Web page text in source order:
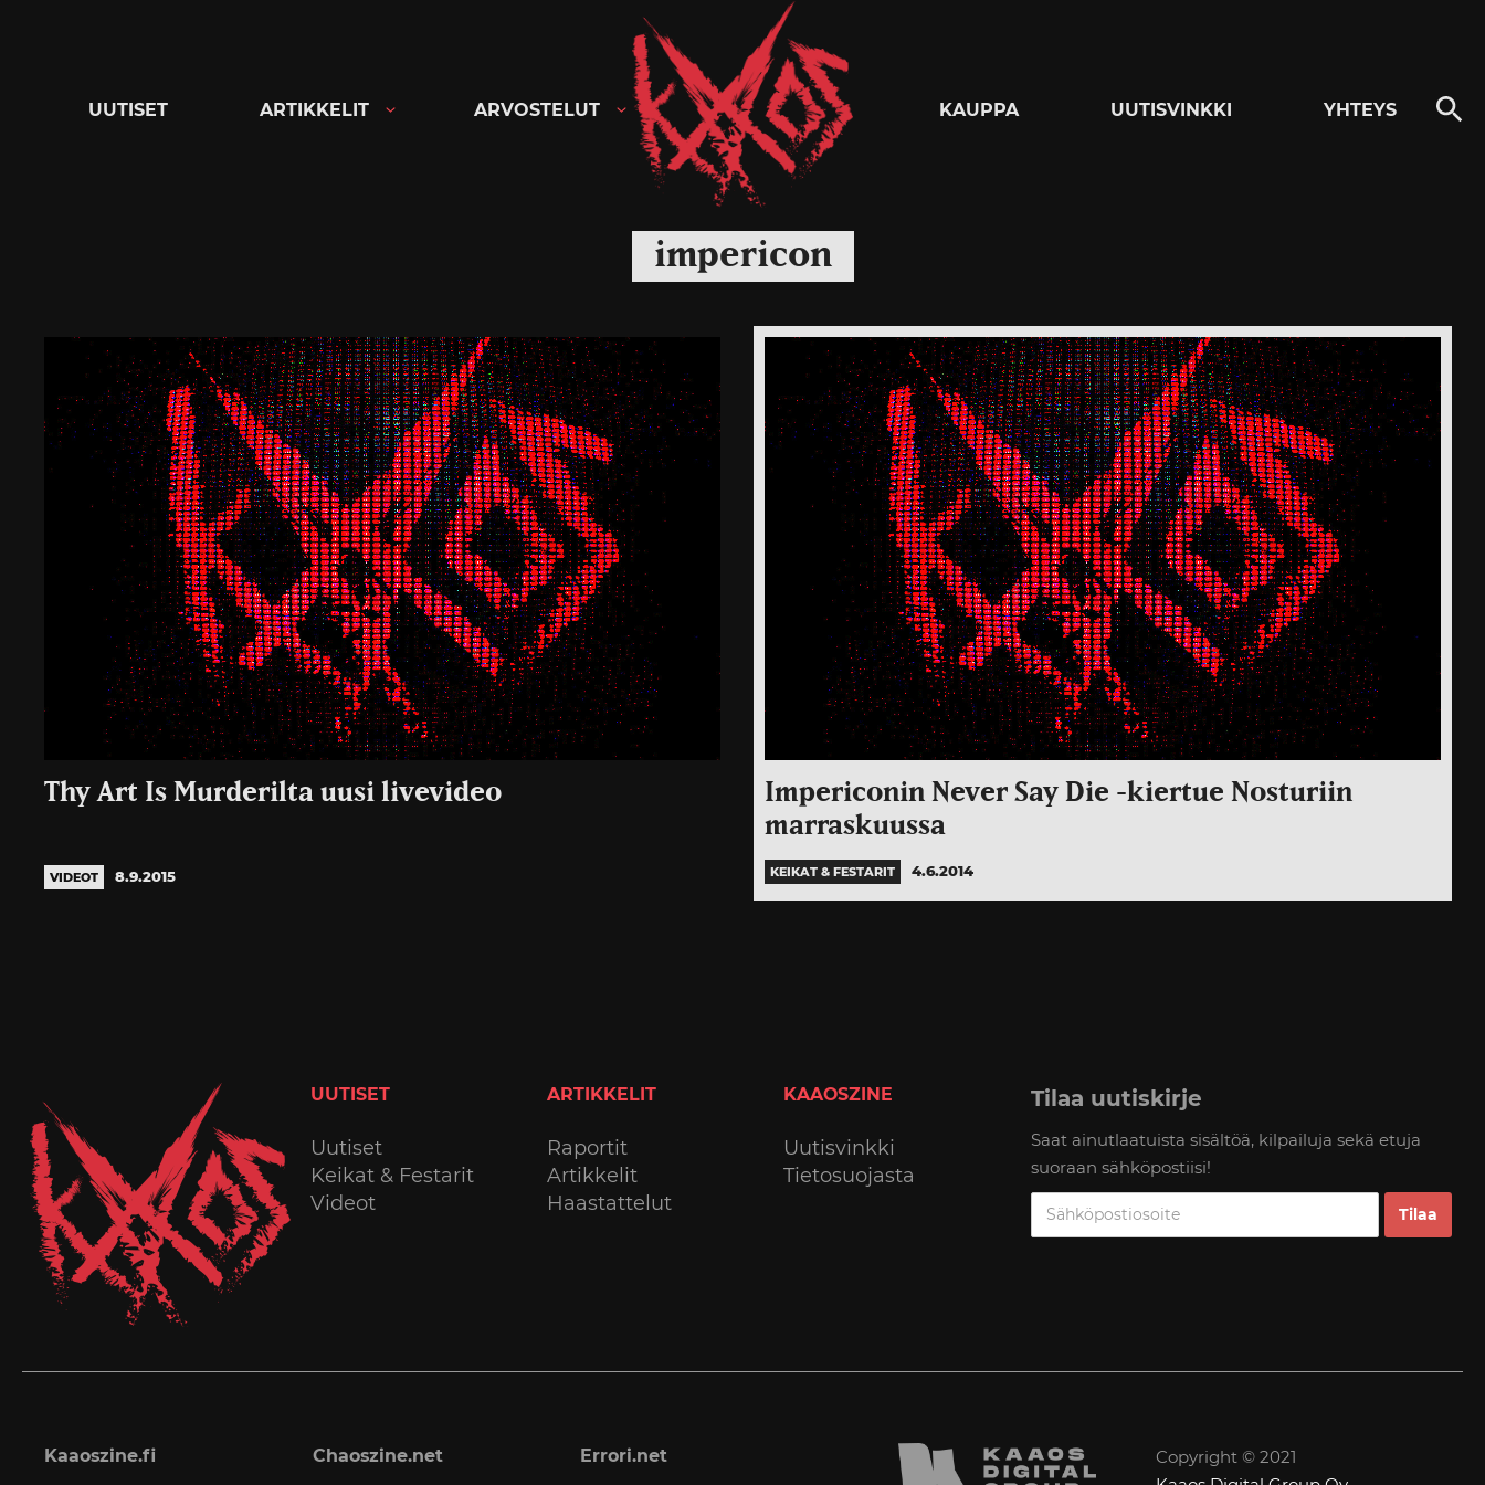
Kaaoszine
UUTISET ARTIKKELIT ARVOSTELUT KAUPPA UUTISVINKKI YHTEYS
impericon
Thy Art Is Murderilta uusi livevideo
VIDEOT 8.9.2015
Impericonin Never Say Die -kiertue Nosturiin
marraskuussa
KEIKAT & FESTARIT 4.6.2014
UUTISET
Uutiset
Keikat & Festarit
Videot
ARTIKKELIT
Raportit
Artikkelit
Haastattelut
KAAOSZINE
Uutisvinkki
Tietosuojasta
Tilaa uutiskirje
Saat ainutlaatuista sisältöä, kilpailuja sekä etuja
suoraan sähköpostiisi!
Kaaoszine.fi Chaoszine.net Errori.net
Copyright © 2021